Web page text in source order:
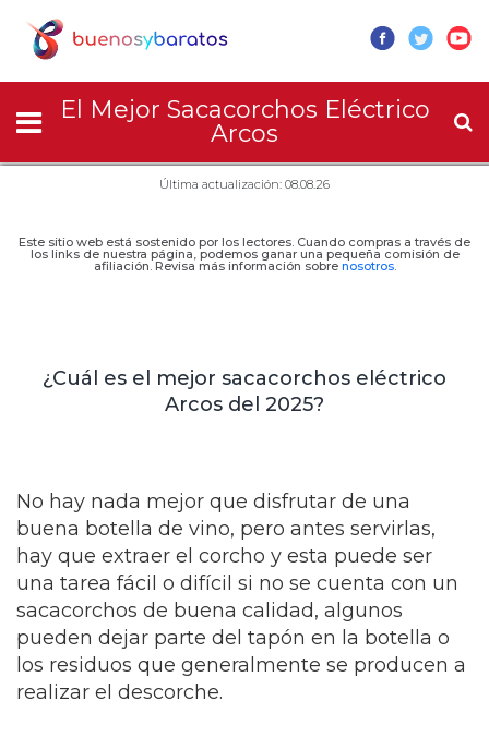
El Mejor Sacacorchos Eléctrico
Arcos
Última actualización: 08.08.26
Este sitio web está sostenido por los lectores. Cuando compras a través de
los links de nuestra página, podemos ganar una pequeña comisión de
afiliación. Revisa más información sobre nosotros.
¿Cuál es el mejor sacacorchos eléctrico
Arcos del 2025?
No hay nada mejor que disfrutar de una
buena botella de vino, pero antes servirlas,
hay que extraer el corcho y esta puede ser
una tarea fácil o difícil si no se cuenta con un
sacacorchos de buena calidad, algunos
pueden dejar parte del tapón en la botella o
los residuos que generalmente se producen a
realizar el descorche.